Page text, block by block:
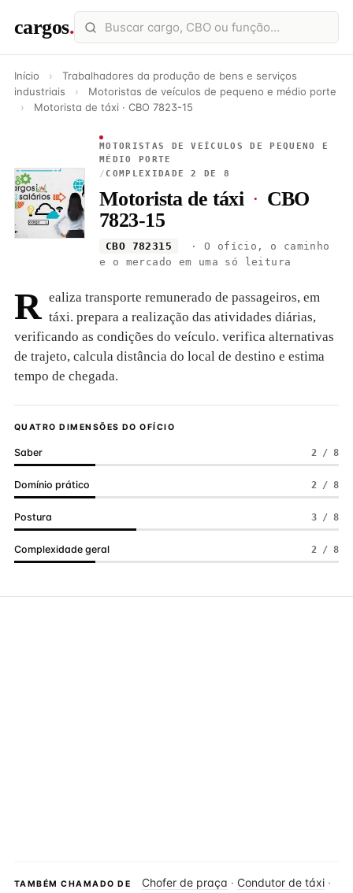
cargos.
Início ›
Trabalhadores da produção de bens e serviços
industriais
›
Motoristas de veículos de pequeno e médio porte
›
Motorista de táxi · CBO 7823-15
MOTORISTAS DE VEÍCULOS DE PEQUENO E
MÉDIO PORTE
/ COMPLEXIDADE 2 DE 8
Motorista de táxi · CBO
7823-15
CBO 782315
· O ofício, o caminho
e o mercado em uma só leitura
R ealiza transporte remunerado de passageiros, em
táxi. prepara a realização das atividades diárias,
verificando as condições do veículo. verifica alternativas
de trajeto, calcula distância do local de destino e estima
tempo de chegada.
QUATRO DIMENSÕES DO OFÍCIO
Saber 2 / 8
Domínio prático 2 / 8
Postura 3 / 8
Complexidade geral 2 / 8
TAMBÉM CHAMADO DE Chofer de praça · Condutor de táxi ·